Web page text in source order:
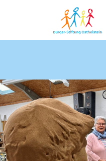
MITMACHEN
Spenden
Zeit schenken
Stiften
ÜBER UNS
Moin!